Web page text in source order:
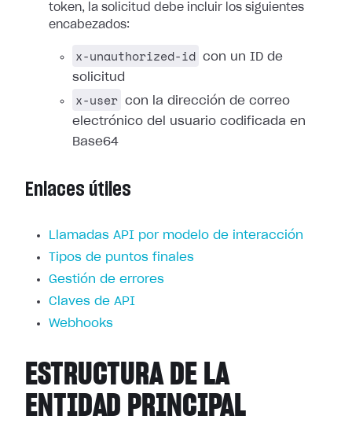
token, la solicitud debe incluir los siguientes
encabezados:
x-unauthorized-id con un ID de
solicitud
x-user con la dirección de correo
electrónico del usuario codificada en
Base64
Enlaces útiles
Llamadas API por modelo de interacción
Tipos de puntos finales
Gestión de errores
Claves de API
Webhooks
ESTRUCTURA DE LA
ENTIDAD PRINCIPAL